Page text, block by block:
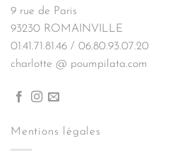
9 rue de Paris
93230 ROMAINVILLE
01.41.71.81.46 / 06.80.93.07.20
charlotte @ poumpilata.com
Mentions légales